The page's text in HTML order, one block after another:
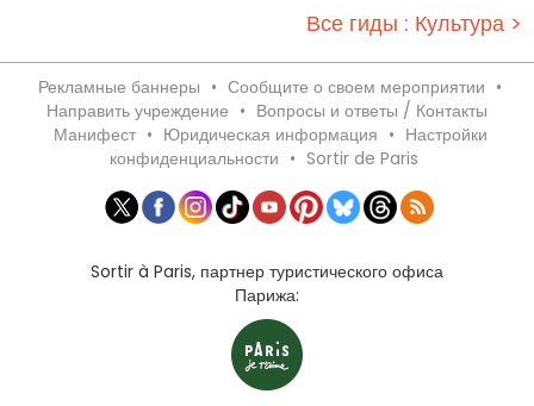
Все гиды : Культура >
Рекламные баннеры • Сообщите о своем мероприятии •
Направить учреждение • Вопросы и ответы / Контакты
Манифест • Юридическая информация • Настройки
конфиденциальности • Sortir de Paris
Sortir à Paris, партнер туристического офиса
Парижа: